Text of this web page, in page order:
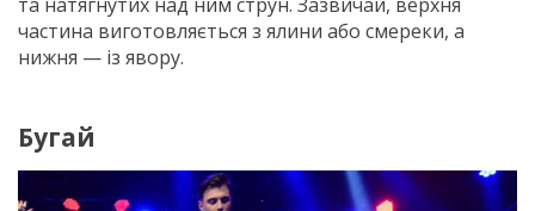
та натягнутих над ним струн. Зазвичай, верхня
частина виготовляється з ялини або смереки, а
нижня — із явору.
Бугай